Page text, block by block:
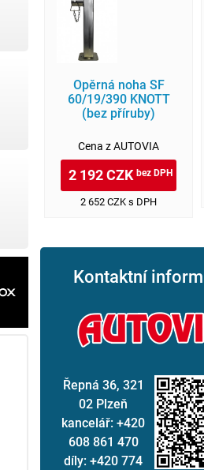
Opěrná noha SF
60/19/390 KNOTT
(bez příruby)
Cena z AUTOVIA
2 192 CZKbez DPH
2 652 CZK s DPH
Kontaktní
Řepná 36, 321
02 Plzeň
kancelář: +420
608 861 470
díly: +420 774